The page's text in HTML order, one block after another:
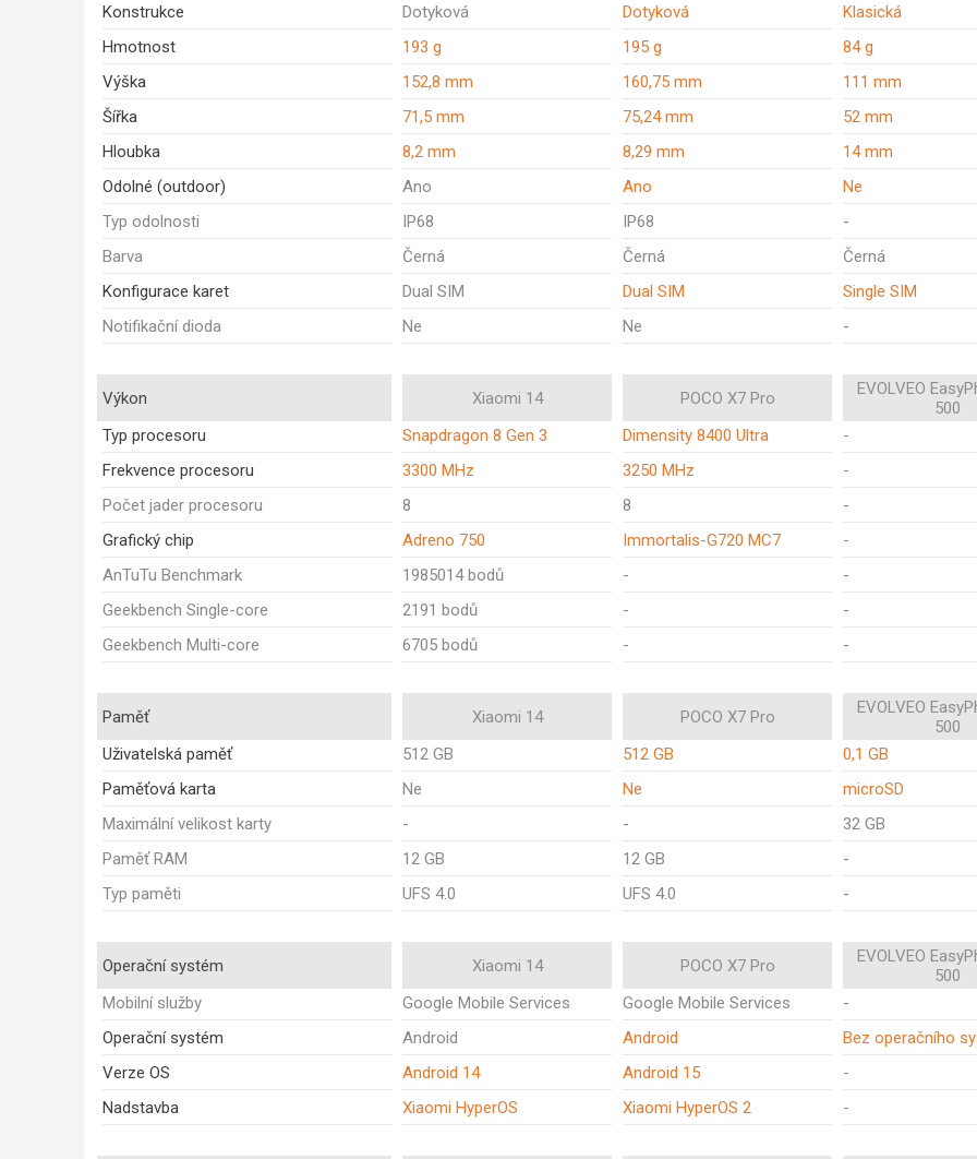
Konstrukce
Dotyková Dotyková
Klasická
Hmotnost
193 g 195 g
84 g
Výška
152,8 mm 160,75 mm
111 mm
Šířka
71,5 mm 75,24 mm
52 mm
Hloubka
8,2 mm 8,29 mm
14 mm
Odolné (outdoor)
Ano Ano
Ne
Typ odolnosti
IP68 IP68
-
Barva
Černá Černá
Černá
Konfigurace karet
Dual SIM Dual SIM
Single SIM
Notifikační dioda
Ne Ne -
Výkon Xiaomi 14 POCO X7 Pro
EVOLVEO
500
Typ procesoru
Snapdragon 8 Gen 3 Dimensity 8400 Ultra
-
Frekvence procesoru
3300 MHz 3250 MHz
-
Počet jader procesoru
8 8
-
Grafický chip
Adreno 750 Immortalis-G720 MC7
-
AnTuTu Benchmark
1985014 bodů -
-
Geekbench Single-core
2191 bodů -
-
Geekbench Multi-core
6705 bodů - -
Paměť Xiaomi 14 POCO X7 Pro
EVOLVEO
500
Uživatelská paměť
512 GB 512 GB
0,1 GB
Paměťová karta
Ne Ne
microSD
Maximální velikost karty
- -
32 GB
Paměť RAM
12 GB 12 GB
-
Typ paměti
UFS 4.0 UFS 4.0 -
Operační systém Xiaomi 14 POCO X7 Pro
EVOLVEO
500
Mobilní služby
Google Mobile Services Google Mobile Services
-
Operační systém
Android Android
Bez operačního
Verze OS
Android 14 Android 15
-
Nadstavba
Xiaomi HyperOS Xiaomi HyperOS 2 -